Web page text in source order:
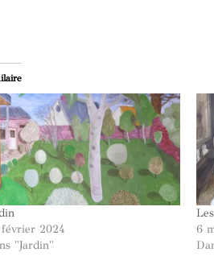
2024
"Jardin"
6